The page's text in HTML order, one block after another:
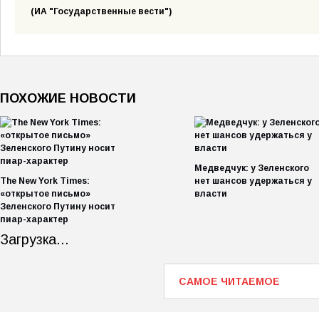
(ИА "Государственные вести")
ПОХОЖИЕ НОВОСТИ
The New York Times:
«открытое письмо»
Зеленского Путину носит
пиар-характер
Медведчук: у Зеленского
нет шансов удержаться у
власти
Загрузка...
САМОЕ ЧИТАЕМОЕ